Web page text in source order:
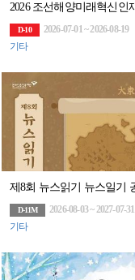
D-10
2026-07-01 ~ 2026-08-19
기타
D-11M
2026-08-03 ~ 2027-07-31
기타